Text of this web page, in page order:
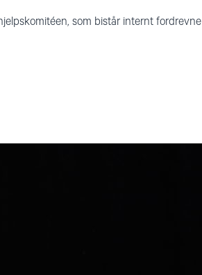
som bistår internt fordrevne